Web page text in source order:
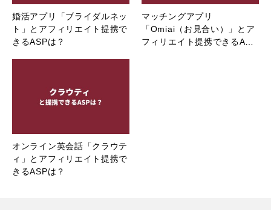
婚活アプリ「ブライダルネッ
ト」とアフィリエイト提携で
きるASPは？
マッチングアプリ
「Omiai（お見合い）」とア
フィリエイト提携できるA…
オンライン英会話「クラウテ
ィ」とアフィリエイト提携で
きるASPは？